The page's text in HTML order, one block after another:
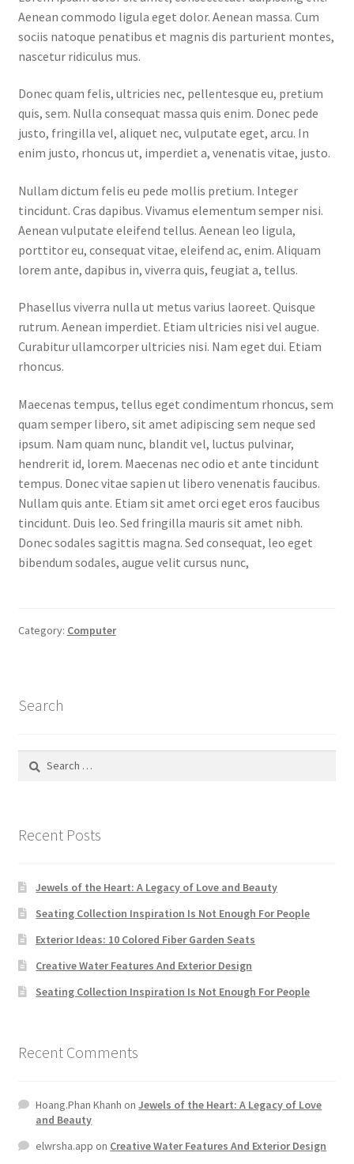
Aenean commodo ligula eget dolor. Aenean massa. Cum
sociis natoque penatibus et magnis dis parturient montes,
nascetur ridiculus mus.
Donec quam felis, ultricies nec, pellentesque eu, pretium
quis, sem. Nulla consequat massa quis enim. Donec pede
justo, fringilla vel, aliquet nec, vulputate eget, arcu. In
enim justo, rhoncus ut, imperdiet a, venenatis vitae, justo.
Nullam dictum felis eu pede mollis pretium. Integer
tincidunt. Cras dapibus. Vivamus elementum semper nisi.
Aenean vulputate eleifend tellus. Aenean leo ligula,
porttitor eu, consequat vitae, eleifend ac, enim. Aliquam
lorem ante, dapibus in, viverra quis, feugiat a, tellus.
Phasellus viverra nulla ut metus varius laoreet. Quisque
rutrum. Aenean imperdiet. Etiam ultricies nisi vel augue.
Curabitur ullamcorper ultricies nisi. Nam eget dui. Etiam
rhoncus.
Maecenas tempus, tellus eget condimentum rhoncus, sem
quam semper libero, sit amet adipiscing sem neque sed
ipsum. Nam quam nunc, blandit vel, luctus pulvinar,
hendrerit id, lorem. Maecenas nec odio et ante tincidunt
tempus. Donec vitae sapien ut libero venenatis faucibus.
Nullam quis ante. Etiam sit amet orci eget eros faucibus
tincidunt. Duis leo. Sed fringilla mauris sit amet nibh.
Donec sodales sagittis magna. Sed consequat, leo eget
bibendum sodales, augue velit cursus nunc,
Category: Computer
Search
Search
Recent Posts
Jewels of the Heart: A Legacy of Love and Beauty
Seating Collection Inspiration Is Not Enough For People
Exterior Ideas: 10 Colored Fiber Garden Seats
Creative Water Features And Exterior Design
Seating Collection Inspiration Is Not Enough For People
Recent Comments
Hoang.Phan Khanh onJewels of the Heart: A Legacy of Love
and Beauty
elwrsha.app on Creative Water Features And Exterior Design